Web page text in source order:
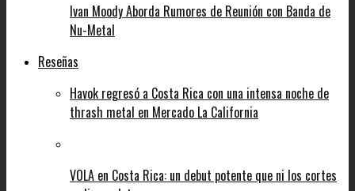
Ivan Moody Aborda Rumores de Reunión con Banda de
Nu-Metal
Reseñas
Havok regresó a Costa Rica con una intensa noche de
thrash metal en Mercado La California
VOLA en Costa Rica: un debut potente que ni los cortes